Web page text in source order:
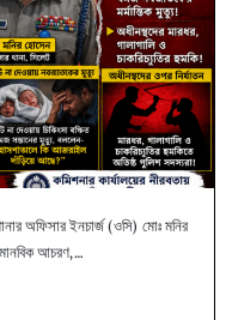
অফিসার ইনচার্জ (ওসি) মোঃ মনির
আচরণ,…